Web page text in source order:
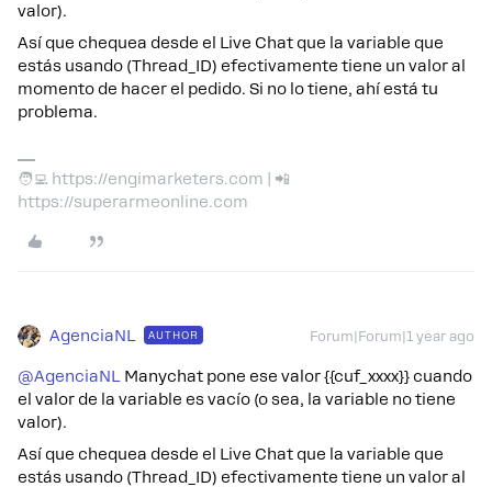
valor).
Así que chequea desde el Live Chat que la variable que
estás usando (Thread_ID) efectivamente tiene un valor al
momento de hacer el pedido. Si no lo tiene, ahí está tu
problema.
🧑‍💻 https://engimarketers.com | 📲
https://superarmeonline.com
AgenciaNL AUTHOR Forum|Forum|1 year ago
@AgenciaNL
Manychat pone ese valor {{cuf_xxxx}} cuando
el valor de la variable es vacío (o sea, la variable no tiene
valor).
Así que chequea desde el Live Chat que la variable que
estás usando (Thread_ID) efectivamente tiene un valor al